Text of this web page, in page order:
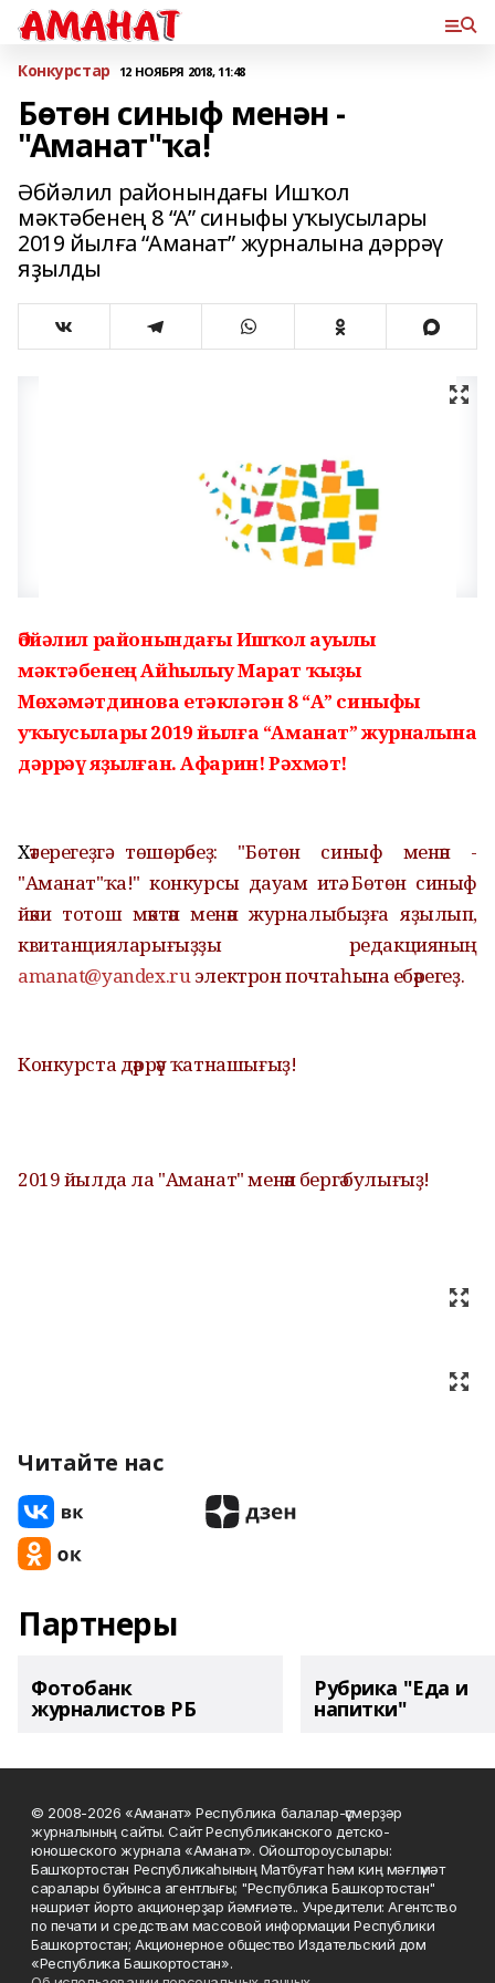
Конкурстар 12 НОЯБРЯ 2018, 11:48
Бөтөн синыф менән -
"Аманат"ҡа!
Әбйәлил районындағы Ишҡол
мәктәбенең 8 “А” синыфы уҡыусылары
2019 йылға “Аманат” журналына дәррәү
яҙылды
Әбйәлил районындағы Ишҡол ауылы
мәктәбенең Айһылыу Марат ҡыҙы
Мөхәмәтдинова етәкләгән 8 “А” синыфы
уҡыусылары 2019 йылға “Аманат” журналына
дәррәү яҙылған. Афарин! Рәхмәт!
Хәтерегеҙгә төшөрәбеҙ: "Бөтөн синыф менән -
"Аманат"ҡа!" конкурсы дауам итә. Бөтөн синыф
йәки тотош мәктәп менән журналыбыҙға яҙылып,
квитанцияларығыҙҙы редакцияның
amanat@yandex.ruэлектрон почтаһына ебәрегеҙ.
Конкурста дәррәү ҡатнашығыҙ!
2019 йылда ла "Аманат" менән бергә булығыҙ!
Читайте нас
Партнеры
Фотобанк
журналистов РБ
Рубрика "Еда и
напитки"
© 2008-2026 «Аманат» Республика балалар-үҫмерҙәр
журналының сайты. Сайт Республиканского детско-
юношеского журнала «Аманат». Ойоштороусылары:
Башҡортостан Республикаһының Матбуғат һәм киң мәғлүмәт
саралары буйынса агентлығы; "Республика Башкортостан"
нәшриәт йорто акционерҙар йәмғиәте.. Учредители: Агентство
по печати и средствам массовой информации Республики
Башкортостан; Акционерное общество Издательский дом
«Республика Башкортостан».